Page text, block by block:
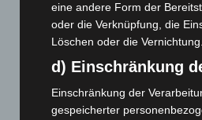
Anklage nach Abschaltung von
3. August 2026
Hannover: Polizei stoppt 166
eine andere Form der
oder die Verknüpfung, die
Löschen oder die Vernichtung.
d) Einschränkung
Einschränkung der
gespeicherter